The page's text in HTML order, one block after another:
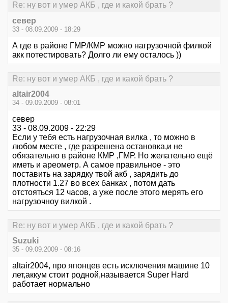
Re: ну вот и умер АКБ , где и какой брать ?
север
33 - 08.09.2009 - 18:29
А где в районе ГМР/КМР можно нагрузочной филкой
акк потестировать? Долго ли ему осталось ))
Re: ну вот и умер АКБ , где и какой брать ?
altair2004
34 - 09.09.2009 - 08:01
север
33 - 08.09.2009 - 22:29
Если у тебя есть нагрузочная вилка , то можно в
любом месте , где разрешена остановка,и не
обязательно в районе КМР ,ГМР. Но желательно ещё
иметь и ареометр. А самое правильное - это
поставить на зарядку твой акб , зарядить до
плотности 1.27 во всех банках , потом дать
отстояться 12 часов, а уже после этого мерять его
нагрузочноу вилкой .
Re: ну вот и умер АКБ , где и какой брать ?
Suzuki
35 - 09.09.2009 - 08:16
altair2004, про японцев есть исключения машине 10
лет,аккум стоит родной,называется Super Hard
работает нормально